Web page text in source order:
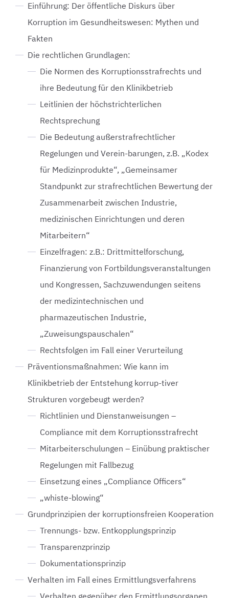
Einführung: Der öffentliche Diskurs über
Korruption im Gesundheitswesen: Mythen und
Fakten
Die rechtlichen Grundlagen:
Die Normen des Korruptionsstrafrechts und
ihre Bedeutung für den Klinikbetrieb
Leitlinien der höchstrichterlichen
Rechtsprechung
Die Bedeutung außerstrafrechtlicher
Regelungen und Verein-barungen, z.B. „Kodex
für Medizinprodukte“, „Gemeinsamer
Standpunkt zur strafrechtlichen Bewertung der
Zusammenarbeit zwischen Industrie,
medizinischen Einrichtungen und deren
Mitarbeitern“
Einzelfragen: z.B.: Drittmittelforschung,
Finanzierung von Fortbildungsveranstaltungen
und Kongressen, Sachzuwendungen seitens
der medizintechnischen und
pharmazeutischen Industrie,
„Zuweisungspauschalen“
Rechtsfolgen im Fall einer Verurteilung
Präventionsmaßnahmen: Wie kann im
Klinikbetrieb der Entstehung korrup-tiver
Strukturen vorgebeugt werden?
Richtlinien und Dienstanweisungen –
Compliance mit dem Korruptionsstrafrecht
Mitarbeiterschulungen – Einübung praktischer
Regelungen mit Fallbezug
Einsetzung eines „Compliance Officers“
„whiste-blowing“
Grundprinzipien der korruptionsfreien Kooperation
Trennungs- bzw. Entkopplungsprinzip
Transparenzprinzip
Dokumentationsprinzip
Verhalten im Fall eines Ermittlungsverfahrens